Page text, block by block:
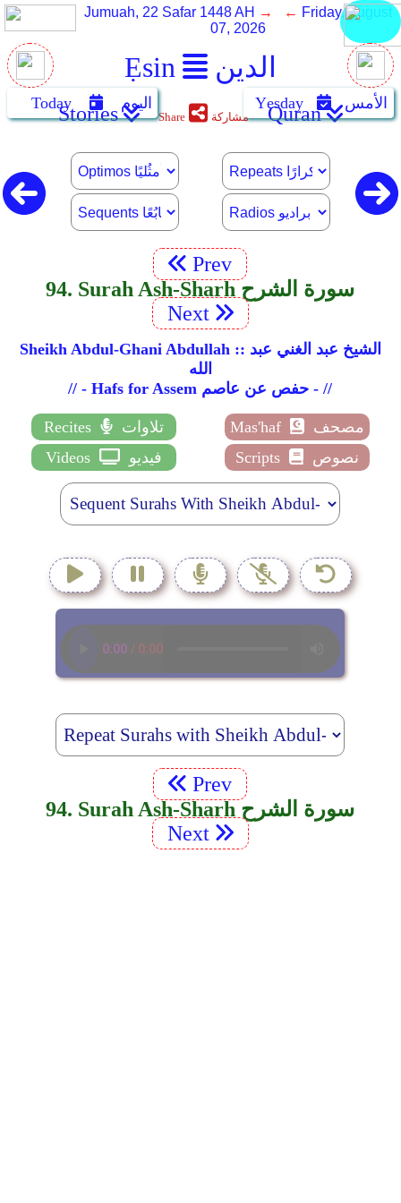
Ẹsin الدين
Jumuah, 22 Safar 1448 AH → ← Friday, August
07, 2026
Today اليوم Yẹsday الأمس Stories Share مشاركة Quran
Prev
94. Surah Ash-Sharh سورة الشرح
Next
Sheikh Abdul-Ghani Abdullah :: الشيخ عبد الغني عبد
الله
// - Hafs for Assem حفص عن عاصم - //
Recites تلاوات Mas'haf
مصحف
Videos
فيديو Scripts نصوص
Prev
94. Surah Ash-Sharh سورة الشرح
Next